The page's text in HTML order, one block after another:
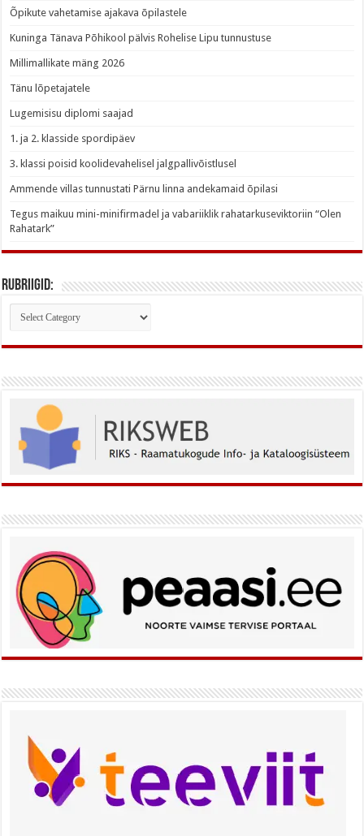
Õpikute vahetamise ajakava õpilastele
Kuninga Tänava Põhikool pälvis Rohelise Lipu tunnustuse
Millimallikate mäng 2026
Tänu lõpetajatele
Lugemisisu diplomi saajad
1. ja 2. klasside spordipäev
3. klassi poisid koolidevahelisel jalgpallivõistlusel
Ammende villas tunnustati Pärnu linna andekamaid õpilasi
Tegus maikuu mini-minifirmadel ja vabariiklik rahatarkuseviktoriin “Olen
Rahatark”
Rubriigid:
Rubriigid: